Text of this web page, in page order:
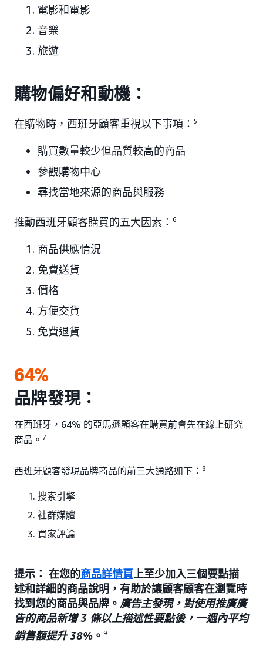
電影和電影
音樂
旅遊
購物偏好和動機：
在購物時，西班牙顧客重視以下事項： 5
購買數量較少但品質較高的商品
參觀購物中心
尋找當地來源的商品與服務
推動西班牙顧客購買的五大因素： 6
商品供應情況
免費送貨
價格
方便交貨
免費退貨
64%
品牌發現：
在西班牙，64% 的亞馬遜顧客在購買前會先在線上研究
商品。 7
西班牙顧客發現品牌商品的前三大通路如下： 8
搜索引擎
社群媒體
買家評論
提示： 在您的商品詳情頁 上至少加入三個要點描
述和詳細的商品說明，有助於讓顧客顧客在瀏覽時
找到您的商品與品牌。 廣告主發現，對使用推廣廣
告的商品新增 3 條以上描述性要點後，一週內平均
銷售額提升 38% 。 9